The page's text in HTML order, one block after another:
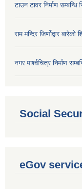
टाउन टावर निर्माण
राम मन्दिर जिर्णोद्वार
नगर पार्श्वचित्र निर्माण
Social
eGov